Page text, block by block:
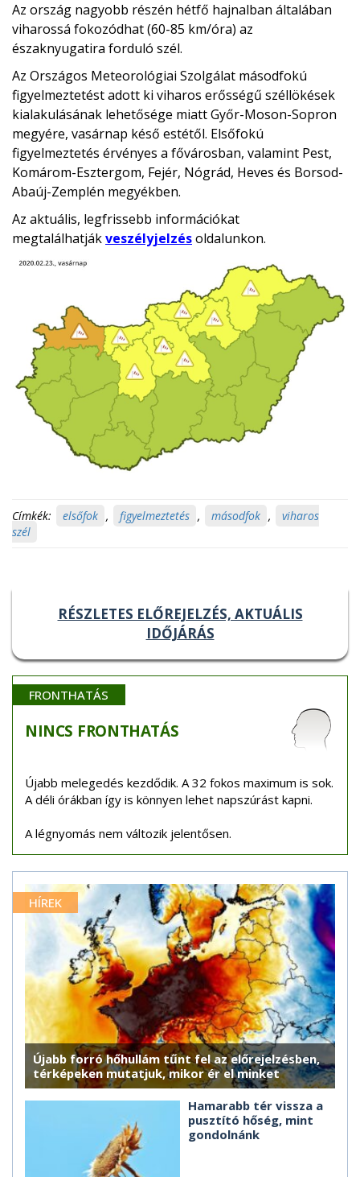
Az ország nagyobb részén hétfő hajnalban általában
viharossá fokozódhat (60-85 km/óra) az
északnyugatira forduló szél.
Az Országos Meteorológiai Szolgálat másodfokú
figyelmeztetést adott ki viharos erősségű széllökések
kialakulásának lehetősége miatt Győr-Moson-Sopron
megyére, vasárnap késő estétől. Elsőfokú
figyelmeztetés érvényes a fővárosban, valamint Pest,
Komárom-Esztergom, Fejér, Nógrád, Heves és Borsod-
Abaúj-Zemplén megyékben.
Az aktuális, legfrissebb információkat
megtalálhatjákveszélyjelzésoldalunkon.
Címkék: elsőfok , figyelmeztetés , másodfok ,
viharos
szél
RÉSZLETES ELŐREJELZÉS, AKTUÁLIS
IDŐJÁRÁS
FRONTHATÁS
NINCS FRONTHATÁS
Újabb melegedés kezdődik. A 32 fokos maximum is sok.
A déli órákban így is könnyen lehet napszúrást kapni.
A légnyomás nem változik jelentősen.
HÍREK
Újabb forró hőhullám tűnt fel az előrejelzésben,
térképeken mutatjuk, mikor ér el minket
Hamarabb tér vissza a
pusztító hőség, mint
gondolnánk